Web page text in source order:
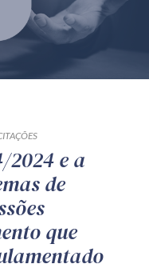
2024 e a
de
que